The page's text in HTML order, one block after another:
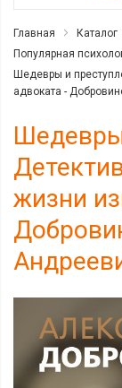
Главная Каталог
Популярная
Шедевры и
адвоката -
Шедевры
жизни